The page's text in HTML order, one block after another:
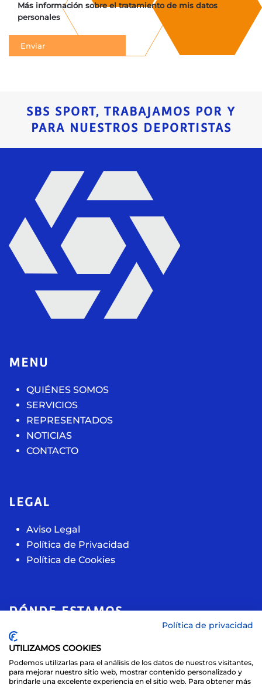
Más información sobre el tratamiento de mis datos
personales
SBS SPORT, TRABAJAMOS POR Y
PARA NUESTROS DEPORTISTAS
MENU
QUIÉNES SOMOS
SERVICIOS
REPRESENTADOS
NOTICIAS
CONTACTO
LEGAL
Aviso Legal
Política de Privacidad
Política de Cookies
DÓNDE ESTAMOS
28891, Velilla de San Antonio (Madrid)
+ 34 609 11 44 70
info@sport-sbs.com
Política de privacidad
UTILIZAMOS COOKIES
Podemos utilizarlas para el análisis de los datos de nuestros visitantes,
para mejorar nuestro sitio web, mostrar contenido personalizado y
brindarle una excelente experiencia en el sitio web. Para obtener más